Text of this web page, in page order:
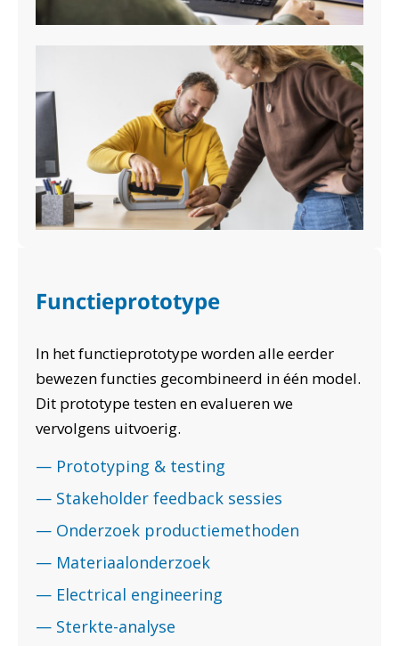
Functieprototype
In het functieprototype worden alleeerder
bewezen functies gecombineerd in één model.
Dit prototype testen en evalueren we
vervolgens uitvoerig.
— Prototyping & testing
— Stakeholder feedback sessies
— Onderzoek productiemethoden
— Materiaalonderzoek
— Electrical engineering
— Sterkte-analyse